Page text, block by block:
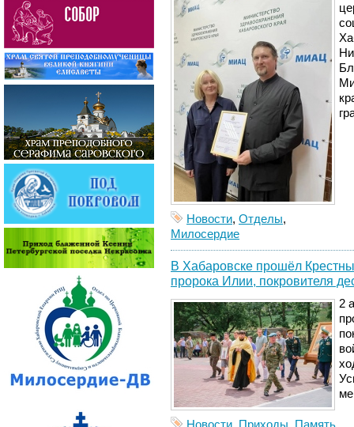
Новости, Отделы,
Милосердие
В Хабаровске прошёл
пророка Илии, покровителя
2